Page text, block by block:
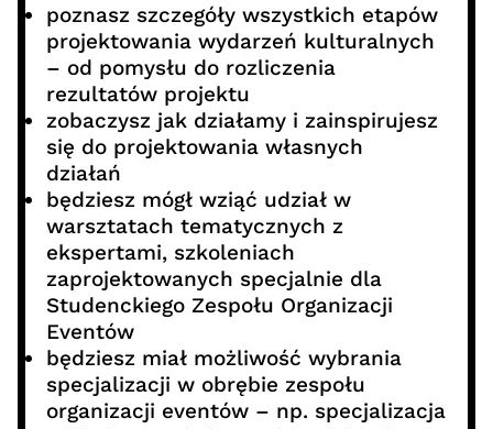
poznasz szczegóły wszystkich etapów
projektowania wydarzeń kulturalnych
– od pomysłu do rozliczenia
rezultatów projektu
zobaczysz jak działamy i zainspirujesz
się do projektowania własnych
działań
będziesz mógł wziąć udział w
warsztatach tematycznych z
ekspertami, szkoleniach
zaprojektowanych specjalnie dla
Studenckiego Zespołu Organizacji
Eventów
będziesz miał możliwość wybrania
specjalizacji w obrębie zespołu
organizacji eventów – np. specjalizacja